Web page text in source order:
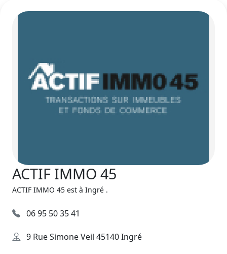
ACTIF IMMO 45
ACTIF IMMO 45 est à Ingré .
06 95 50 35 41
9 Rue Simone Veil 45140 Ingré